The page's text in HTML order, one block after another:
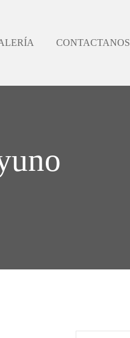
CONTACTANOS